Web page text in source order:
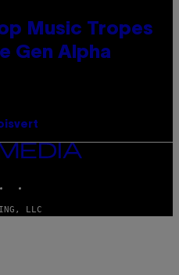
Music Tropes
Gen Alpha
LLC